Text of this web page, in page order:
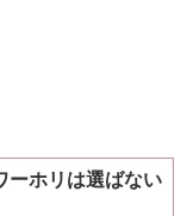
ーホリは選ばない